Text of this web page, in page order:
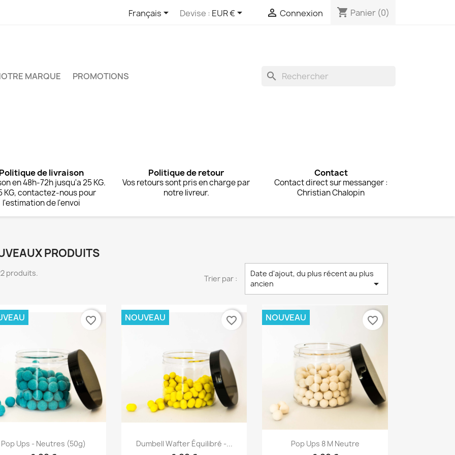
Français Devise : EUR €  Connexion shopping_cart Panier (0)
MARQUE PROMOTIONS search
de livraison
en 48h-72h jusqu'a 25 KG.
KG, contactez-nous pour
l'estimation de l'envoi
Politique de retour
Vos retours sont pris en charge par
notre livreur.
Contact
Contact direct sur messanger :
Christian Chalopin
PRODUITS
produits.
Trier par :
Date d'ajout, du plus récent au plus
ancien

Aperçu rapide
Pop Ups - Neutres (50g)
favorite_border
Aperçu rapide
Dumbell Wafter Équilibré -...
NOUVEAU favorite_border
Aperçu rapide
Pop Ups 8 M Neutre
NOUVEAU favorite_border